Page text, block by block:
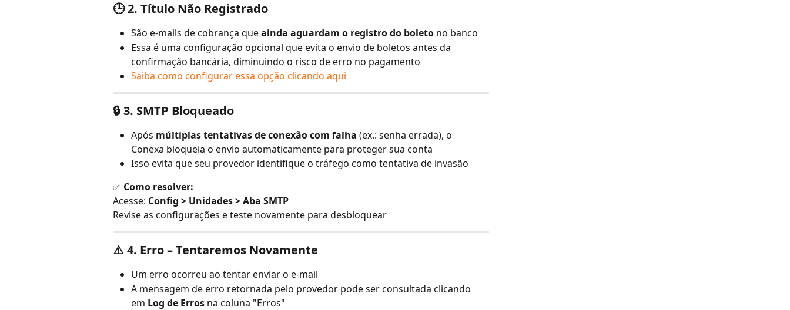
🕒 2. Título Não Registrado
São e-mails de cobrança que ainda aguardam o registro do boleto no banco
Essa é uma configuração opcional que evita o envio de boletos antes da
confirmação bancária, diminuindo o risco de erro no pagamento
Saiba como configurar essa opção clicando aqui
🔒 3. SMTP Bloqueado
Após múltiplas tentativas de conexão com falha (ex.: senha errada), o
Conexa bloqueia o envio automaticamente para proteger sua conta
Isso evita que seu provedor identifique o tráfego como tentativa de invasão
✅ Como resolver:
Acesse: Config > Unidades > Aba SMTP
Revise as configurações e teste novamente para desbloquear
⚠️ 4. Erro – Tentaremos Novamente
Um erro ocorreu ao tentar enviar o e-mail
A mensagem de erro retornada pelo provedor pode ser consultada clicando
em Log de Erros na coluna "Erros"